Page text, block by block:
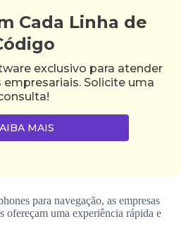
Cada Linha de
exclusivo para atender
empresariais. Solicite uma
MAIS
para navegação, as empresas
ofereçam uma experiência rápida e